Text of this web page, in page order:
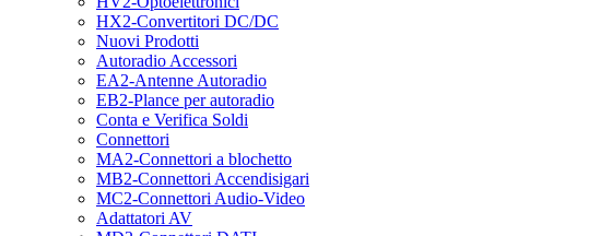
HX2-Convertitori DC/DC
Nuovi Prodotti
Autoradio Accessori
EA2-Antenne Autoradio
EB2-Plance per autoradio
Conta e Verifica Soldi
Connettori
MA2-Connettori a blochetto
MB2-Connettori Accendisigari
MC2-Connettori Audio-Video
Adattatori AV